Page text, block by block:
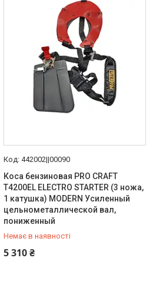
442002||00090
Коса бензиновая PRO СRAFT
T4200EL ELECTRO STARTER (3 ножа,
1 катушка) MODERN Усиленный
цельнометаллической вал,
пониженный
Немає в наявності
5 310 ₴
+380 (95) 120-30-36